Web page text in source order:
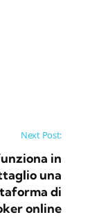
Next Post:
in
una
di
online